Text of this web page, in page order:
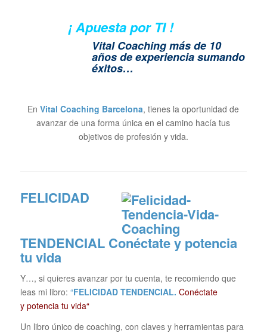
¡ Apuesta por TI !
Vital Coaching más de 10
años de experiencia sumando
éxitos…
EnVital Coaching Barcelona, tienes la oportunidad de
avanzar de una forma única en el camino hacía tus
objetivos de profesión y vida.
FELICIDAD
TENDENCIAL Conéctate y potencia
tu vida
Y…, si quieres avanzar por tu cuenta, te recomiendo que
leas mi libro: “FELICIDAD TENDENCIAL. Conéctate
y potencia tu vida“
Un libro único de coaching, con claves y herramientas para